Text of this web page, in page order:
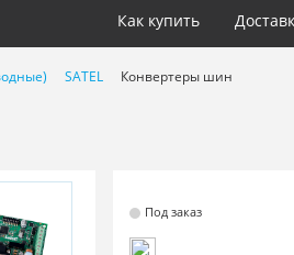
Как купить
SATEL Конвертеры шин
Под заказ